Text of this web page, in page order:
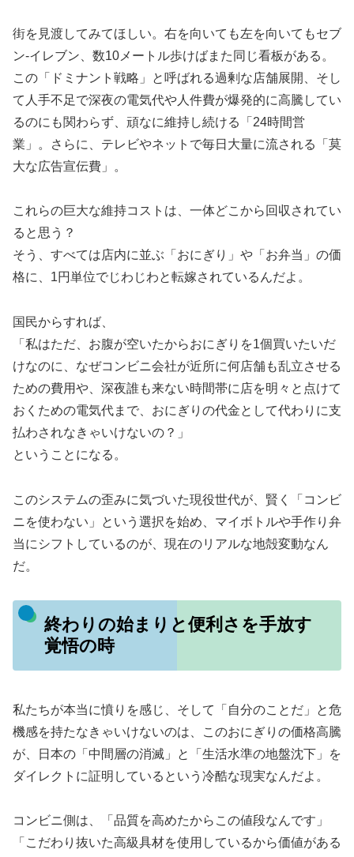
街を見渡してみてほしい。右を向いても左を向いてもセブ
ン-イレブン、数10メートル歩けばまた同じ看板がある。
この「ドミナント戦略」と呼ばれる過剰な店舗展開、そし
て人手不足で深夜の電気代や人件費が爆発的に高騰してい
るのにも関わらず、頑なに維持し続ける「24時間営
業」。さらに、テレビやネットで毎日大量に流される「莫
大な広告宣伝費」。
これらの巨大な維持コストは、一体どこから回収されてい
ると思う？
そう、すべては店内に並ぶ「おにぎり」や「お弁当」の価
格に、1円単位でじわじわと転嫁されているんだよ。
国民からすれば、
「私はただ、お腹が空いたからおにぎりを1個買いたいだ
けなのに、なぜコンビニ会社が近所に何店舗も乱立させる
ための費用や、深夜誰も来ない時間帯に店を明々と点けて
おくための電気代まで、おにぎりの代金として代わりに支
払わされなきゃいけないの？」
ということになる。
このシステムの歪みに気づいた現役世代が、賢く「コンビ
ニを使わない」という選択を始め、マイボトルや手作り弁
当にシフトしているのが、現在のリアルな地殻変動なん
だ。
終わりの始まりと便利さを手放す
覚悟の時
私たちが本当に憤りを感じ、そして「自分のことだ」と危
機感を持たなきゃいけないのは、このおにぎりの価格高騰
が、日本の「中間層の消滅」と「生活水準の地盤沈下」を
ダイレクトに証明しているという冷酷な現実なんだよ。
コンビニ側は、「品質を高めたからこの値段なんです」
「こだわり抜いた高級具材を使用しているから価値がある